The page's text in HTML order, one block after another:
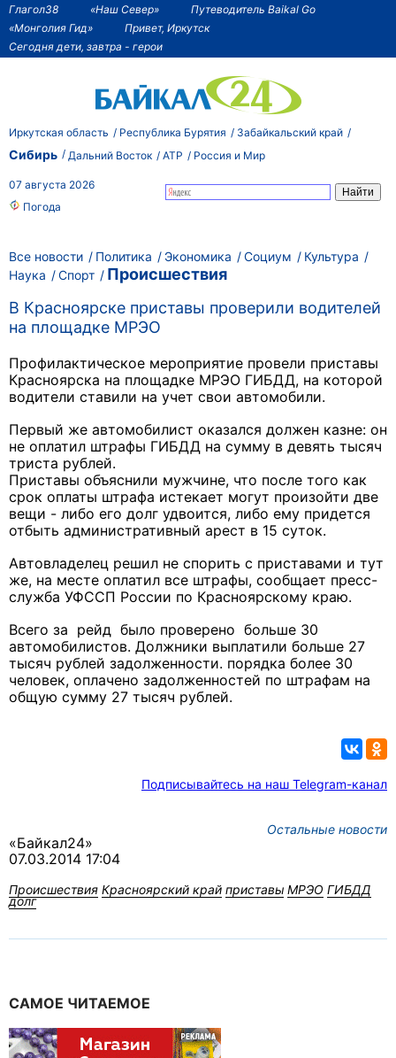
Глагол38 «Наш Север»
Путеводитель Baikal Go
«Монголия Гид»
Привет, Иркутск
Сегодня дети, завтра - герои
Иркутская область Республика Бурятия Забайкальский край
Сибирь Дальний Восток АТР Россия и Мир
07 августа 2026
Погода
Все новости Политика Экономика Социум
Культура
Наука
Спорт
Происшествия
В Красноярске приставы проверили водителей
на площадке МРЭО
Профилактическое мероприятие провели приставы
Красноярска на площадке МРЭО ГИБДД, на которой
водители ставили на учет свои автомобили.
Первый же автомобилист оказался должен казне: он
не оплатил штрафы ГИБДД на сумму в девять тысяч
триста рублей.
Приставы объяснили мужчине, что после того как
срок оплаты штрафа истекает могут произойти две
вещи - либо его долг удвоится, либо ему придется
отбыть административный арест в 15 суток.
Автовладелец решил не спорить с приставами и тут
же, на месте оплатил все штрафы, сообщает пресс-
служба УФССП России по Красноярскому краю.
Всего за рейд было проверено больше 30
автомобилистов. Должники выплатили больше 27
тысяч рублей задолженности. порядка более 30
человек, оплачено задолженностей по штрафам на
общую сумму 27 тысяч рублей.
Подписывайтесь на наш Telegram-канал
Остальные новости
«Байкал24»
07.03.2014 17:04
Происшествия Красноярский край приставы МРЭО ГИБДД
долг
САМОЕ ЧИТАЕМОЕ